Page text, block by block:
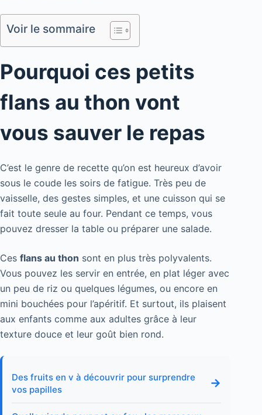
Voir le sommaire
Pourquoi ces petits
flans au thon vont
vous sauver le repas
C’est le genre de recette qu’on est heureux d’avoir
sous le coude les soirs de fatigue. Très peu de
vaisselle, des gestes simples, et une cuisson qui se
fait toute seule au four. Pendant ce temps, vous
pouvez dresser la table ou préparer une salade.
Ces flans au thon sont en plus très polyvalents.
Vous pouvez les servir en entrée, en plat léger avec
un peu de riz ou quelques légumes, ou encore en
mini bouchées pour l’apéritif. Et surtout, ils plaisent
aux enfants comme aux adultes grâce à leur
texture douce et leur goût bien rond.
Des fruits en v à découvrir pour surprendre
vos papilles
→